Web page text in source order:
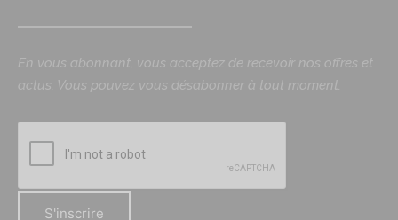
En vous abonnant, vous acceptez de recevoir nos offres et
actus. Vous pouvez vous désabonner à tout moment.